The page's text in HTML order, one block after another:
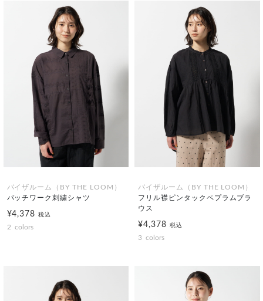
バイザルーム（BY THE LOOM）
パッチワーク刺繍シャツ
¥4,378税込
2 colors
バイザルーム（BY THE LOOM）
フリル襟ピンタックペプラムブラ
ウス
¥4,378 税込
3 colors